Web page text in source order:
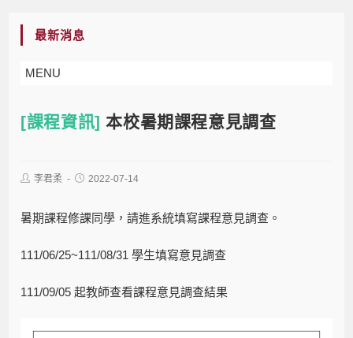
最新消息
MENU
[課程資訊]本校暑期課程意見調查
李君柔 2022-07-14
暑期課程修課同學，請進系統填寫課程意見調查。
111/06/25~111/08/31 學生填寫意見調查
111/09/05 起教師查看課程意見調查結果